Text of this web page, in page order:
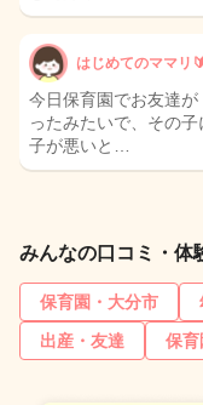
はじめてのママリ
今日保育園でお友達
ったみたいで、その
子が悪いと…
みんなの口コミ・体
保育園・大分市
出産・友達
保育